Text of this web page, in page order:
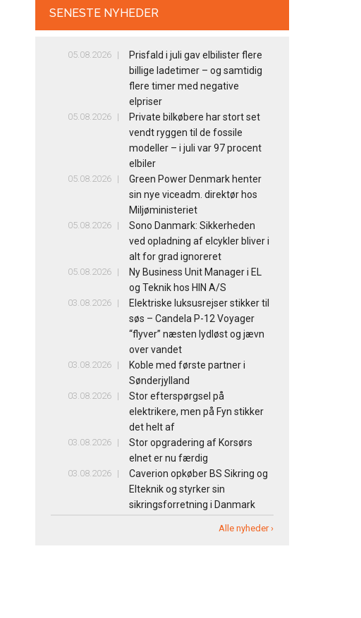
SENESTE NYHEDER
05.08.2026
Prisfald i juli gav elbilister flere
billige ladetimer – og samtidig
flere timer med negative
elpriser
05.08.2026
Private bilkøbere har stort set
vendt ryggen til de fossile
modeller – i juli var 97 procent
elbiler
05.08.2026
Green Power Denmark henter
sin nye viceadm. direktør hos
Miljøministeriet
05.08.2026
Sono Danmark: Sikkerheden
ved opladning af elcykler bliver i
alt for grad ignoreret
05.08.2026
Ny Business Unit Manager i EL
og Teknik hos HIN A/S
03.08.2026
Elektriske luksusrejser stikker til
søs – Candela P-12 Voyager
“flyver” næsten lydløst og jævn
over vandet
03.08.2026
Koble med første partner i
Sønderjylland
03.08.2026
Stor efterspørgsel på
elektrikere, men på Fyn stikker
det helt af
03.08.2026
Stor opgradering af Korsørs
elnet er nu færdig
03.08.2026
Caverion opkøber BS Sikring og
Elteknik og styrker sin
sikringsforretning i Danmark
Alle nyheder ›